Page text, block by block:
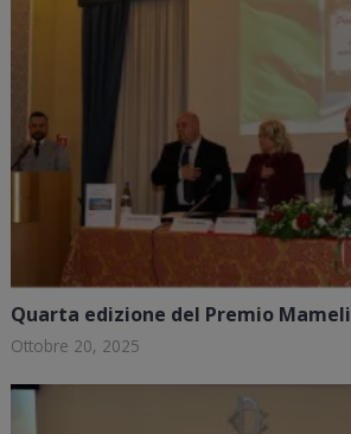
Quarta edizione del Premio Mameli
Ottobre 20, 2025